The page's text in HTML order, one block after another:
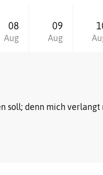
08
Aug
09
Aug
soll; denn mich verlangt